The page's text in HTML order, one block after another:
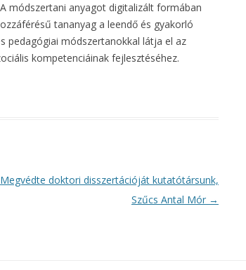
módszertani anyagot digitalizált formában
tananyag a leendő és gyakorló
pedagógiai módszertanokkal látja el az
kompetenciáinak fejlesztéséhez.
Megvédte doktori disszertációját kutatótársunk,
Szűcs Antal Mór →